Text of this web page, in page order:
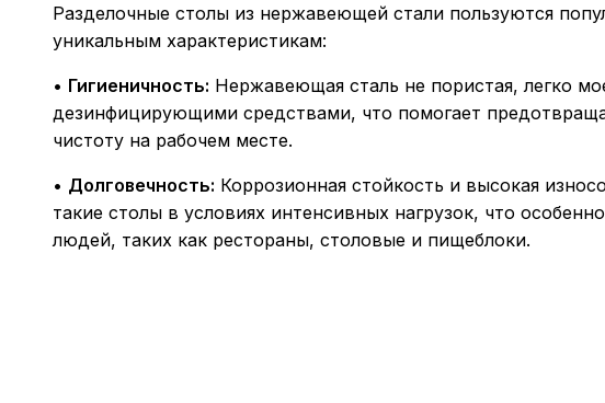
Разделочные столы из нержавеющей стали пользуются
уникальным характеристикам:
• Гигиеничность: Нержавеющая сталь не пористая, легко
дезинфицирующими средствами, что помогает
чистоту на рабочем месте.
• Долговечность: Коррозионная стойкость и высокая
такие столы в условиях интенсивных нагрузок, что
людей, таких как рестораны, столовые и пищеблоки.